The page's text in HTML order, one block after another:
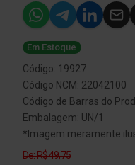
Em Estoque
Código: 19927
Código NCM: 22042100
Código de Barras do
Embalagem: UN/1
*Imagem meramente
De: R$ 49,75